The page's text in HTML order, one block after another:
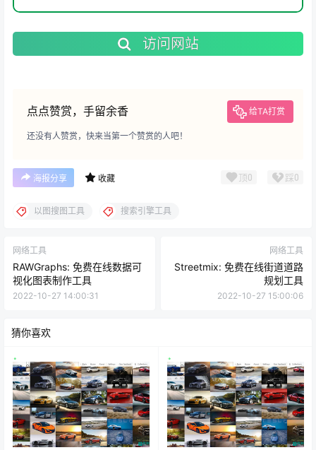
访问网站
点点赞赏，手留余香 给TA打赏
还没有人赞赏，快来当第一个赞赏的人吧！
海报分享 收藏 顶0 踩0
以图搜图工具 搜索引擎工具
网络工具
RAWGraphs: 免费在线数据可
视化图表制作工具
2022-10-27 14:00:31
网络工具
Streetmix: 免费在线街道道路
规划工具
2022-10-27 15:00:06
猜你喜欢